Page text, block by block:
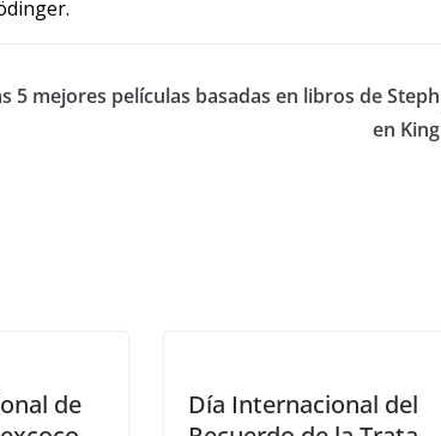
5 mejores películas basadas en libros de Steph
en King
de
Día Internacional del